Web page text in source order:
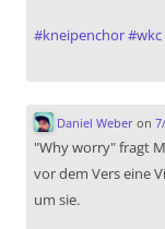
#kneipenchor#wkc
Daniel Weberon
"Why worry" fragt
vor dem Vers eine
um sie.